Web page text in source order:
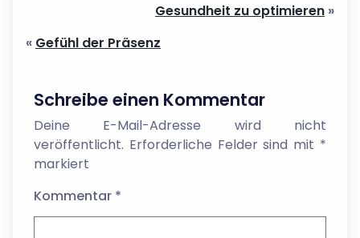
Gesundheit zu optimieren »
« Gefühl der Präsenz
Schreibe einen Kommentar
Deine E-Mail-Adresse wird nicht
veröffentlicht. Erforderliche Felder sind mit *
markiert
Kommentar *